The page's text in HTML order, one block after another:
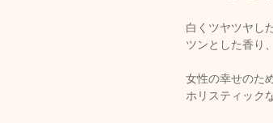
お知らせ
お客様
白くツヤツヤし
ツンとした香り
女性の幸せのた
ホリスティック